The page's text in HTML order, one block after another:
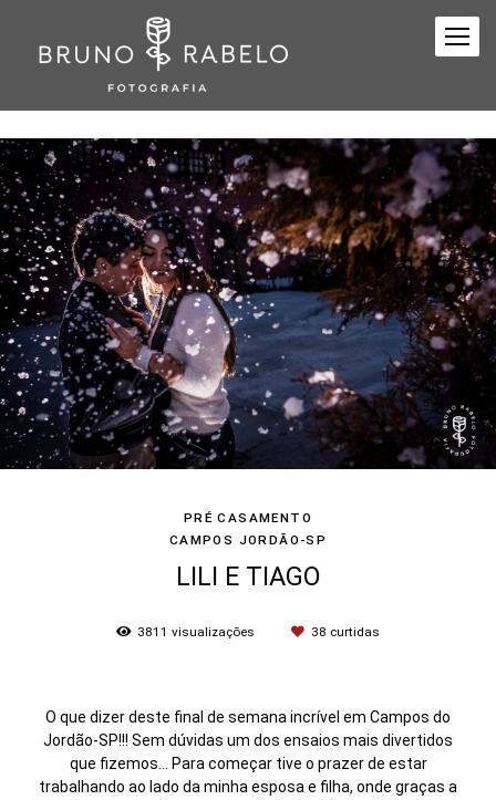
PRÉ CASAMENTO
CAMPOS JORDÃO-SP
LILI E TIAGO
3811 visualizações 38 curtidas
O que dizer deste final de semana incrível em Campos do
Jordão-SP!!! Sem dúvidas um dos ensaios mais divertidos
que fizemos... Para começar tive o prazer de estar
trabalhando ao lado da minha esposa e filha, onde graças a